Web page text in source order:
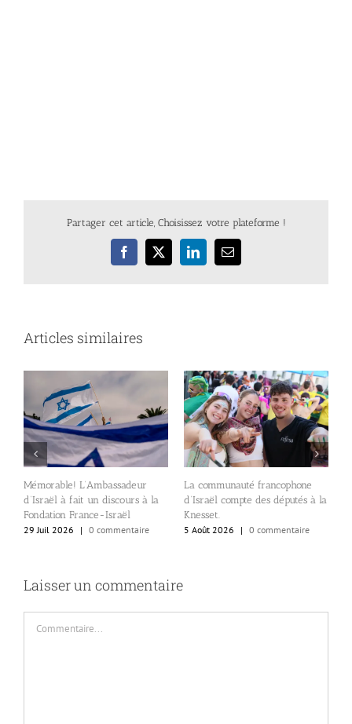
Partager cet article, Choisissez votre plateforme !
Facebook
X LinkedInEmail
Articles similaires
Mémorable! L’Ambassadeur
d’Israël à fait un discours à la
Fondation France-Israël
29 Juil 2026
| 0 commentaire
La communauté francophone
d’Israël compte des députés à la
Knesset.
5 Août 2026
| 0 commentaire
Laisser un commentaire